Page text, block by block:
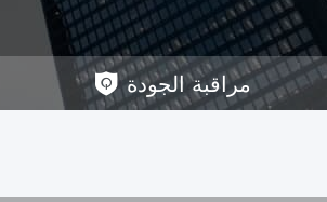
مراقبة الجودة